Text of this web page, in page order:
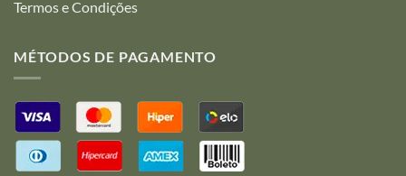
Termos e Condições
MÉTODOS DE PAGAMENTO